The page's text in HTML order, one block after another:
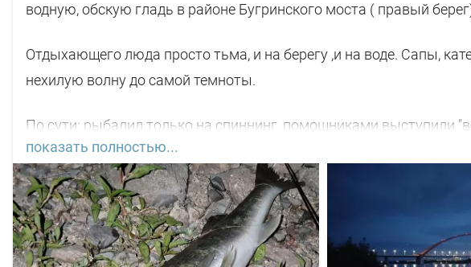
водную, обскую гладь в районе Бугринского моста ( правый
Отдыхающего люда просто тьма, и на берегу ,и на воде. Сапы,
нехилую волну до самой темноты.
По сути: рыбалил только на спиннинг, помощниками выступили
С вечера поклёвок не увидел. Наступило тёмное время. Стихло в
нет, почти. Первая поклёвка "под ногами" в 22-45, и судачок
"Кайды"). Вторая поклёвка ближе к 03-00 ч, размер грамм так 95), и
показать полностью...